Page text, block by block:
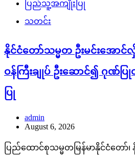
ပြည်သူ့အကျိုးပြု
သတင်း
နိုင်ငံတော်သမ္မတ ဦးမင်းအော
ဝန်ကြီးချုပ် ဦးဆောင်၍ ဂုဏ်
ပြု
admin
August 6, 2026
ပြည်ထောင်စုသမ္မတမြန်မာနိုင်ငံတေ